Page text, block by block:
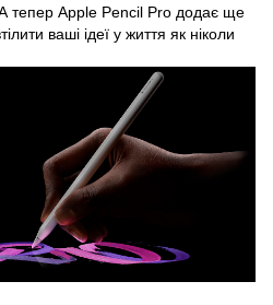
А тепер Apple Pencil Pro додає ще
ваші ідеї у життя як ніколи